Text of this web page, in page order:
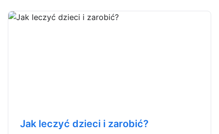
Jak leczyć dzieci i zarobić?